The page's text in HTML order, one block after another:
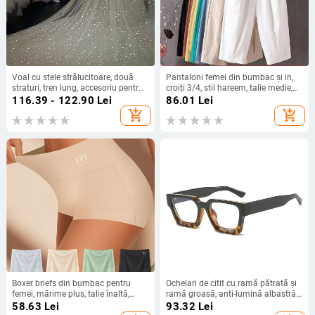
Voal cu stele strălucitoare, două
straturi, tren lung, accesoriu pentru
păr mireasă în stil pădure
116.39 - 122.90 Lei
add_shopping_cart
Pantaloni femei din bumbac și in,
croiți 3/4, stil hareem, talie medie,
croială lejeră, vară casual
86.01 Lei
add_shopping_cart
Boxer briefs din bumbac pentru
femei, mărime plus, talie înaltă,
culoare solidă, respirante și
58.63 Lei
Ochelari de citit cu ramă pătrată și
ramă groasă, anti-lumină albastră
și oboseală, ochelari transfrontalieri
93.32 Lei